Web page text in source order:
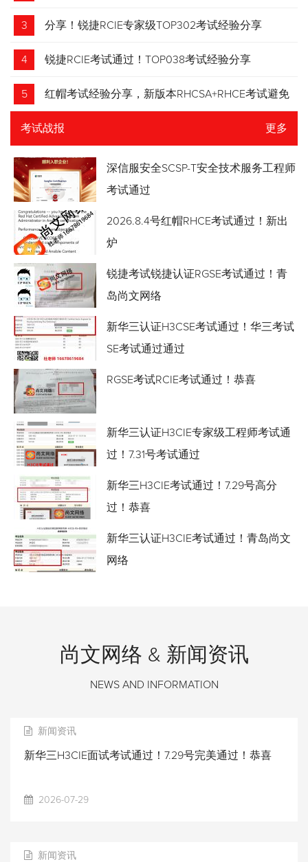
3 分享！锐捷RCIE专家级TOP302考试经验分享
4 锐捷RCIE考试通过！TOP038考试经验分享
5 红帽考试经验分享，新版本RHCSA+RHCE考试避免
踩坑
考试战报 更多
深信服安全SCSP-T安全技术服务工程师
考试通过
2026.8.4号红帽RHCE考试通过！新出
炉
锐捷考试锐捷认证RGSE考试通过！青
岛尚文网络
新华三认证H3CSE考试通过！华三考试
SE考试通过通过
RGSE考试RCIE考试通过！恭喜
新华三认证H3CIE专家级工程师考试通
过！7.31号考试通过
新华三H3CIE考试通过！7.29号高分
过！恭喜
新华三认证H3CIE考试通过！青岛尚文
网络
尚文网络 & 新闻资讯
NEWS AND INFORMATION
新闻资讯
新华三H3CIE面试考试通过！7.29号完美通过！恭喜
2026-07-29
新闻资讯